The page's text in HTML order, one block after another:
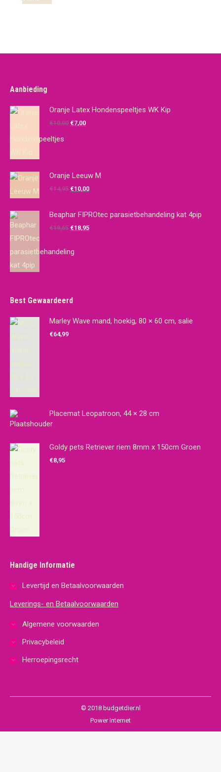
Aanbieding
Oranje Latex Hondenspeeltjes WK Kip
€10,00 Oorspronkelijke
€7,00Huidige
Oranje Leeuw M
€14,95 Oorspronkelijke
was:
€14,95.
€10,00Huidige
is:
€10,00.
Beaphar FIPROtec parasietbehandeling kat 4pip
€19,65 Oorspronkelijke
was:
€18,95Huidige
Best Gewaardeerd
Marley Wave mand, hoekig, 80 × 60 cm, salie
€64,99
Placemat Leopatroon, 44 × 28 cm
Goldy pets Retriever riem 8mm x 150cm Groen
€8,95
Handige Informatie
Levertijd en Betaalvoorwaarden
Leverings- en Betaalvoorwaarden
Algemene voorwaarden
Privacybeleid
Herroepingsrecht
© 2018 budgetdier.nl
Power Internet